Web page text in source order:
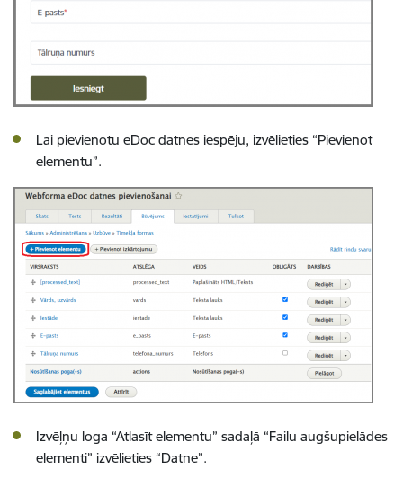
Lai pievienotu eDoc datnes iespēju, izvēlieties “Pievienot
elementu”.
Izvēļņu loga “Atlasīt elementu” sadaļā “Failu augšupielādes
elementi” izvēlieties “Datne”.